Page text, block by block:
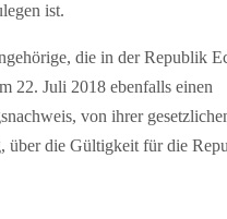
ist.
die in der Republik
22. Juli 2018 ebenfalls einen
von ihrer
über die Gültigkeit für die